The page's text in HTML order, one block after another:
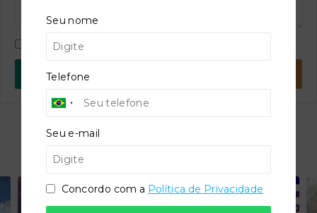
Concordo com a
WhatsApp
Imóveis similares
Seu nome
Telefone
Seu e-mail
Concordo com a Política de Privacidade